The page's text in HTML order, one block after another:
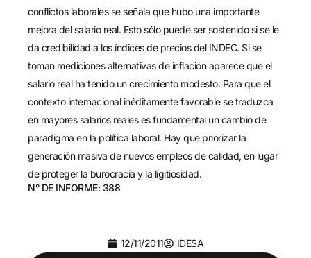
conflictos laborales se señala que hubo una importante
mejora del salario real. Esto sólo puede ser sostenido si se le
da credibilidad a los índices de precios del INDEC. Si se
toman mediciones alternativas de inflación aparece que el
salario real ha tenido un crecimiento modesto. Para que el
contexto internacional inéditamente favorable se traduzca
en mayores salarios reales es fundamental un cambio de
paradigma en la política laboral. Hay que priorizar la
generación masiva de nuevos empleos de calidad, en lugar
de proteger la burocracia y la ligitiosidad.
N° DE INFORME: 388
12/11/2011 IDESA